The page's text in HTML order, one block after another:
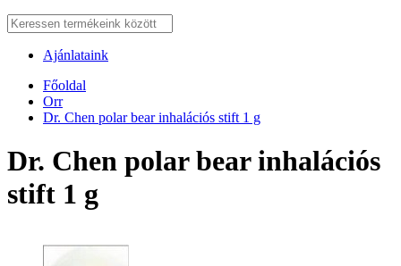
Ajánlataink
Főoldal
Orr
Dr. Chen polar bear inhalációs stift 1 g
Dr. Chen polar bear inhalációs
stift 1 g